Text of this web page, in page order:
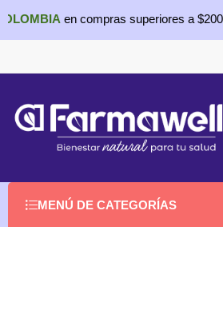
en compras superiores a $200.000.
MENÚ DE CATEGORÍAS